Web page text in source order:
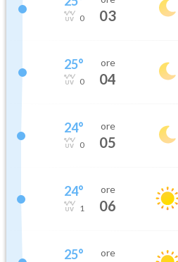
0 03
25°
0
ore
04
24°
0
ore
05
24°
1
ore
06
25° ore